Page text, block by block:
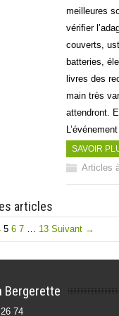
meilleures
vérifier
couverts,
batteries,
livres des
main très
attendront.
SAVOIR
Articles
articles
5 6 7 … 13 Suivant →
Bergerette
74